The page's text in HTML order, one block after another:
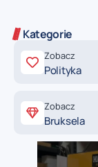
Kategorie
Zobacz
Polityka
Zobacz
Bruksela